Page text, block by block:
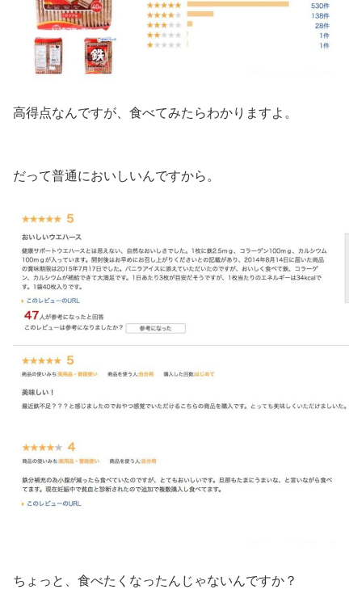
高得点なんですが、食べてみたらわかりますよ。
だって普通においしいんですから。
ちょっと、食べたくなったんじゃないんですか？